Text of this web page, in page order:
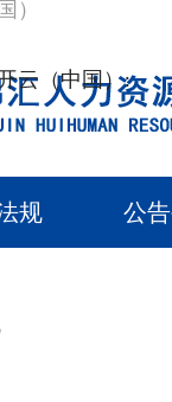
）
云（中国）:
规 公